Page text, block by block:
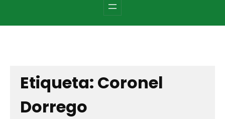
Etiqueta: Coronel
Dorrego